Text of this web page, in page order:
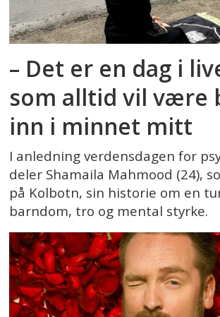
– Det er en dag i
som alltid vil være
inn i minnet mitt
I anledning verdensdagen for
deler Shamaila Mahmood (24),
på Kolbotn, sin historie om en
barndom, tro og mental styrke.